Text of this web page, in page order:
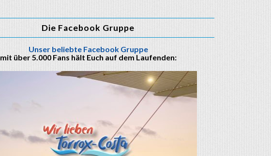
Die Facebook Gruppe
Unser beliebte Facebook Gruppe
mit über 5.000 Fans hält Euch auf dem Laufenden: